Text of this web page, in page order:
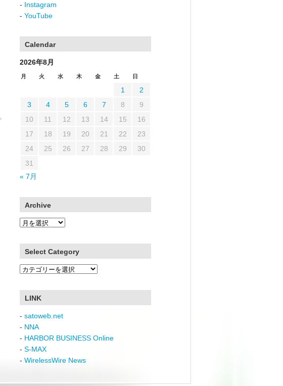
- Instagram
- YouTube
Calendar
2026年8月
月 火 水 木 金 土 日
1
2
3
4 5 6 7 8
9
10
11 12 13 14 15
16
17
18 19 20 21 22
23
24
25 26 27 28 29
30
31
« 7月
Archive
Archive
Select Category
Select
LINK
- satoweb.net
- NNA
- HARBOR BUSINESS Online
- S-MAX
- WirelessWire News